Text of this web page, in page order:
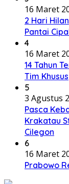
16 Maret
2 Hari
Pantai
4
16 Maret
14 Tahun
Tim Khusus
5
3 Agustus
Pasca
Krakatau
Cilegon
6
16 Maret
Prabowo